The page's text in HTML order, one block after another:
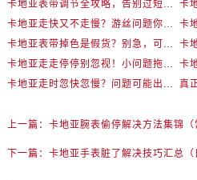
卡
上一篇： 卡地亚腕表偷停解决方法集锦（
下一篇： 卡地亚手表脏了解决技巧汇总（